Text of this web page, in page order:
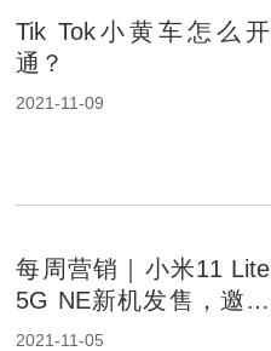
Tik Tok小黄车怎么开
通？
2021-11-09
每周营销｜小米11 Lite
5G NE新机发售，邀请
粉丝成为活动代言人
2021-11-05